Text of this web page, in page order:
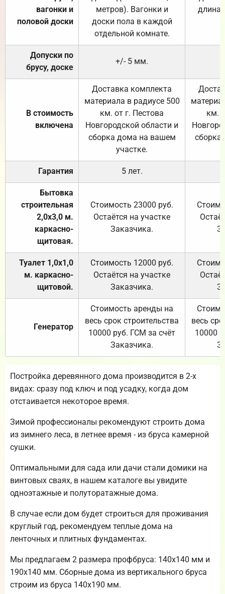
вагонки и
половой доски
метров). Вагонки и
доски пола в каждой
отдельной комнате.
длина
Допуски по
брусу, доске
+/- 5 мм.
В стоимость
включена
Доставка комплекта
материала в радиусе 500
км. от г. Пестова
Новгородской области и
сборка дома на вашем
участке.
км.
Гарантия 5 лет.
Бытовка
строительная
2,0х3,0 м.
каркасно-
щитовая.
Стоимость 23000 руб.
Остаётся на участке
Заказчика.
Туалет 1,0х1,0
м. каркасно-
щитовой.
Стоимость 12000 руб.
Остаётся на участке
Заказчика.
Генератор
Стоимость аренды на
весь срок строительства
10000 руб. ГСМ за счёт
Заказчика.
весь
10000
Постройка деревянного дома производится в 2-х
видах: сразу под ключ и под усадку, когда дом
отстаивается некоторое время.
Зимой профессионалы рекомендуют строить дома
из зимнего леса, в летнее время - из бруса камерной
сушки.
Оптимальными для сада или дачи стали домики на
винтовых сваях, в нашем каталоге вы увидите
одноэтажные и полуторатажные дома.
В случае если дом будет строиться для проживания
круглый год, рекомендуем теплые дома на
ленточных и плитных фундаментах.
Мы предлагаем 2 размера профбруса: 140х140 мм и
190х140 мм. Сборные дома из вертикального бруса
строим из бруса 140х190 мм.